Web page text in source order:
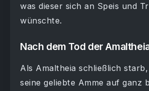
was dieser sich an Speis und
wünschte.
Nach dem Tod der
Als Amaltheia schließlich
seine geliebte Amme auf ganz